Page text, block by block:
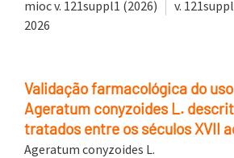
mioc v. 121suppl1 (2026)
v.
2026
Validação farmacológica do
Ageratum conyzoides L.
tratados entre os séculos XVII
Ageratum conyzoides L.